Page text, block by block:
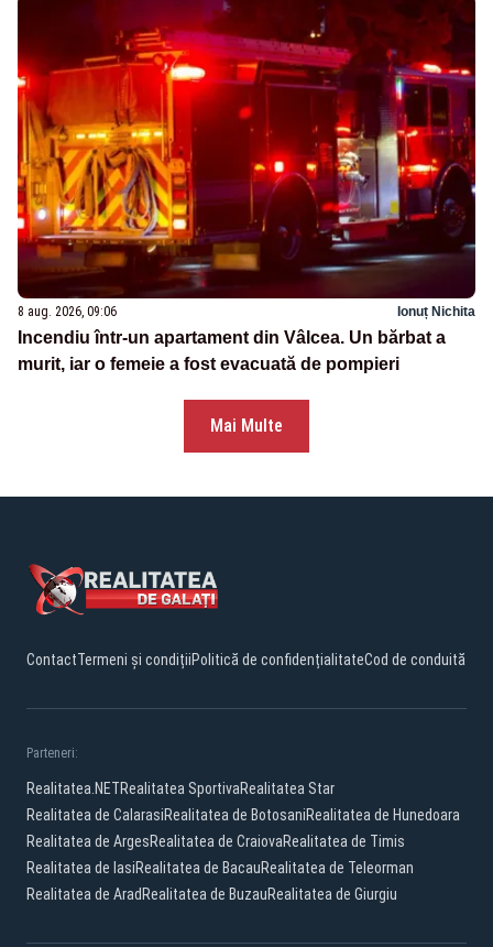
8 aug. 2026, 09:06 Ionuț Nichita
Incendiu într-un apartament din Vâlcea. Un bărbat a
murit, iar o femeie a fost evacuată de pompieri
Mai Multe
ContactTermeni și condițiiPolitică de confidențialitateCod de conduită
Parteneri:
Realitatea.NETRealitatea SportivaRealitatea Star
Realitatea de CalarasiRealitatea de BotosaniRealitatea de Hunedoara
Realitatea de ArgesRealitatea de CraiovaRealitatea de Timis
Realitatea de IasiRealitatea de BacauRealitatea de Teleorman
Realitatea de Arad Realitatea de BuzauRealitatea de Giurgiu